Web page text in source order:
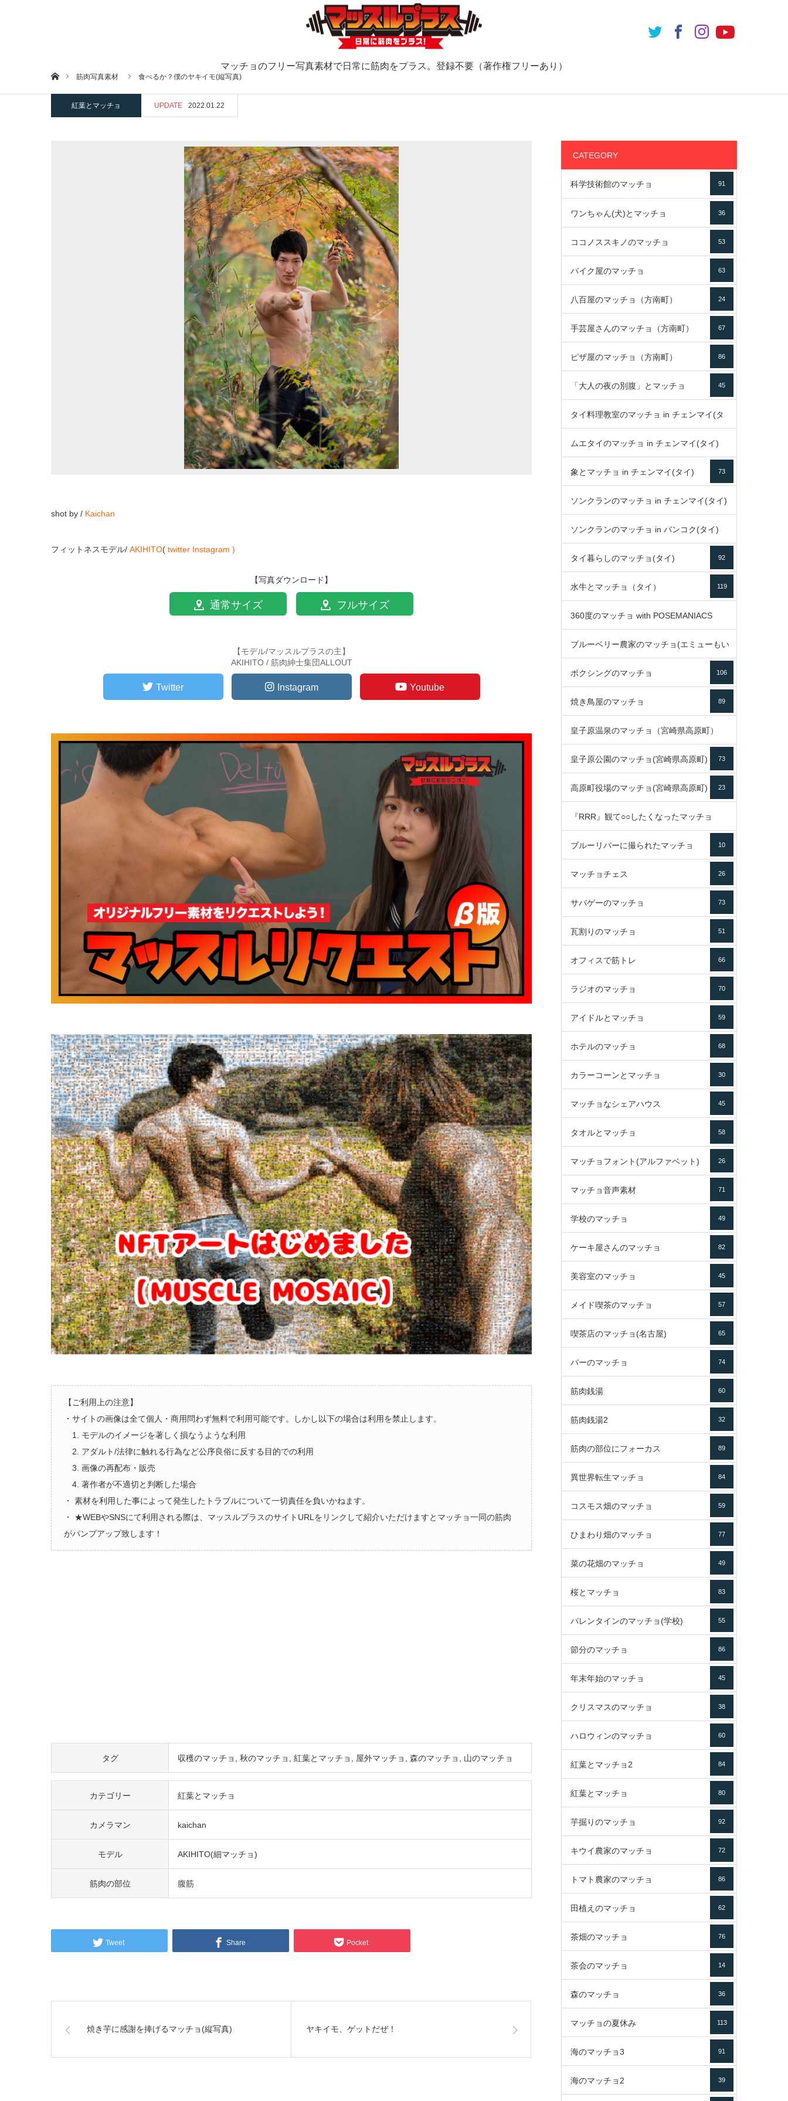
マッチョのフリー写真素材で日常に筋肉をプラス。登録不要（著作権フリーあり）
ホーム筋肉写真素材 食べるか？僕のヤキイモ(縦写真)
紅葉とマッチョ UPDATE 2022.01.22
shot by / Kaichan
フィットネスモデル/ AKIHITO( twitter Instagram )
【写真ダウンロード】
通常サイズ フルサイズ
【モデル/マッスルプラスの主】
AKIHITO / 筋肉紳士集団ALLOUT
Twitter Instagram Youtube
【ご利用上の注意】
・サイトの画像は全て個人・商用問わず無料で利用可能です。しかし以下の場合は利用を禁止します。
1. モデルのイメージを著しく損なうような利用
2. アダルト/法律に触れる行為など公序良俗に反する目的での利用
3. 画像の再配布・販売
4. 著作者が不適切と判断した場合
・ 素材を利用した事によって発生したトラブルについて一切責任を負いかねます。
・ ★WEBやSNSにて利用される際は、マッスルプラスのサイトURLをリンクして紹介いただけますとマッチョ一同の筋肉
がパンプアップ致します！
タグ 収穫のマッチョ 秋のマッチョ 紅葉とマッチョ 屋外マッチョ 森のマッチョ 山のマッチョ
カテゴリー 紅葉とマッチョ
カメラマン kaichan
モデル AKIHITO(細マッチョ)
筋肉の部位 腹筋
Tweet Share Pocket
焼き芋に感謝を捧げるマッチョ(縦写真) ヤキイモ、ゲットだぜ！
CATEGORY
科学技術館のマッチョ 91
ワンちゃん(犬)とマッチョ 36
ココノススキノのマッチョ 53
バイク屋のマッチョ 63
八百屋のマッチョ（方南町） 24
手芸屋さんのマッチョ（方南町） 67
ピザ屋のマッチョ（方南町） 86
「大人の夜の別腹」とマッチョ 45
タイ料理教室のマッチョ in チェンマイ(タ
イ)
ムエタイのマッチョ in チェンマイ(タイ)
79
象とマッチョ in チェンマイ(タイ) 73
ソンクランのマッチョ in チェンマイ(タイ)
ソンクランのマッチョ in バンコク(タイ)
85
タイ暮らしのマッチョ(タイ) 92
水牛とマッチョ（タイ） 119
360度のマッチョ with POSEMANIACS
49
ブルーベリー農家のマッチョ(エミューもい
るよ) 72
ボクシングのマッチョ 106
焼き鳥屋のマッチョ 89
皇子原温泉のマッチョ（宮崎県高原町）
133
皇子原公園のマッチョ(宮崎県高原町) 73
高原町役場のマッチョ(宮崎県高原町) 23
『RRR』観て○○したくなったマッチョ
16
ブルーリバーに撮られたマッチョ 10
マッチョチェス 26
サバゲーのマッチョ 73
瓦割りのマッチョ 51
オフィスで筋トレ 66
ラジオのマッチョ 70
アイドルとマッチョ 59
ホテルのマッチョ 68
カラーコーンとマッチョ 30
マッチョなシェアハウス 45
タオルとマッチョ 58
マッチョフォント(アルファベット) 26
マッチョ音声素材 71
学校のマッチョ 49
ケーキ屋さんのマッチョ 82
美容室のマッチョ 45
メイド喫茶のマッチョ 57
喫茶店のマッチョ(名古屋) 65
バーのマッチョ 74
筋肉銭湯 60
筋肉銭湯2 32
筋肉の部位にフォーカス 89
異世界転生マッチョ 84
コスモス畑のマッチョ 59
ひまわり畑のマッチョ 77
菜の花畑のマッチョ 49
桜とマッチョ 83
バレンタインのマッチョ(学校) 55
節分のマッチョ 86
年末年始のマッチョ 45
クリスマスのマッチョ 38
ハロウィンのマッチョ 60
紅葉とマッチョ2 84
紅葉とマッチョ 80
芋掘りのマッチョ 92
キウイ農家のマッチョ 72
トマト農家のマッチョ 86
田植えのマッチョ 62
茶畑のマッチョ 76
茶会のマッチョ 14
森のマッチョ 36
マッチョの夏休み 113
海のマッチョ3 91
海のマッチョ2 39